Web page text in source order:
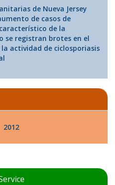
de Nueva Jersey
de casos de
de la
se registran brotes en el
actividad de ciclosporiasis
2012